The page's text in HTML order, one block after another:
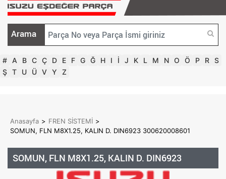
Arama
# A B C Ç D E F G Ğ H I İ J K L M N O Ö P R S
Ş T U Ü V Y Z
Anasayfa > FREN SİSTEMİ >
SOMUN, FLN M8X1.25, KALIN D. DIN6923 300620008601
SOMUN, FLN M8X1.25, KALIN D. DIN6923